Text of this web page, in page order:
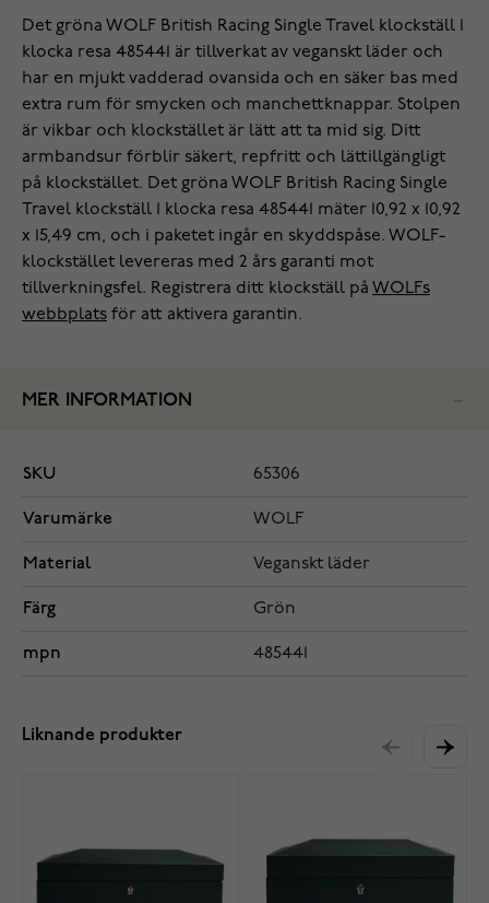
Det gröna WOLF British Racing Single Travel klockställ 1
klocka resa 485441 är tillverkat av veganskt läder och
har en mjukt vadderad ovansida och en säker bas med
extra rum för smycken och manchettknappar. Stolpen
är vikbar och klockstället är lätt att ta mid sig. Ditt
armbandsur förblir säkert, repfritt och lättillgängligt
på klockstället. Det gröna WOLF British Racing Single
Travel klockställ 1 klocka resa 485441 mäter 10,92 x 10,92
x 15,49 cm, och i paketet ingår en skyddspåse. WOLF-
klockstället levereras med 2 års garanti mot
tillverkningsfel. Registrera ditt klockställ på WOLFs
webbplats för att aktivera garantin.
MER INFORMATION
SKU 65306
Varumärke WOLF
Material Veganskt läder
Färg Grön
mpn 485441
Liknande produkter